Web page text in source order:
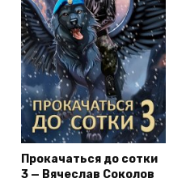
Прокачаться до сотки
3 — Вячеслав Соколов